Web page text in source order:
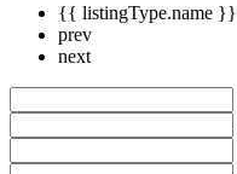
{{ listingType.name }}
prev
next